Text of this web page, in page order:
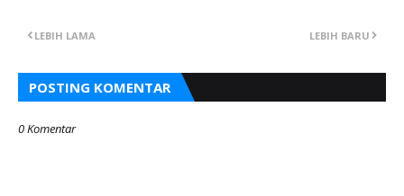
LEBIH BARU
LEBIH LAMA
POSTING KOMENTAR
0 Komentar